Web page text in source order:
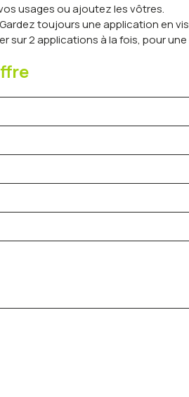
usages ou ajoutez les vôtres.
toujours une application en
sur 2 applications à la fois, pour